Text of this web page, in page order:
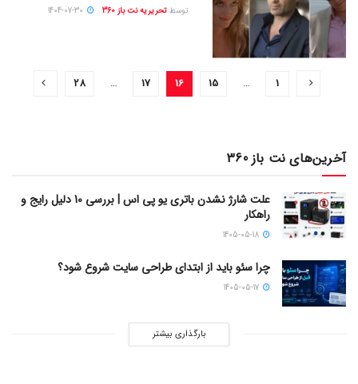
توسط تحریریه نت باز 360
1
…
15
16
17
…
28
آخرین‌های نت باز 360
علت شارژ نشدن باتری یو پی اس | بررسی 10 دلیل رایج و
راهکار
چرا سئو باید از ابتدای طراحی سایت شروع شود؟
بارگذاری بیشتر